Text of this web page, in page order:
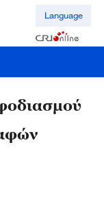
Language